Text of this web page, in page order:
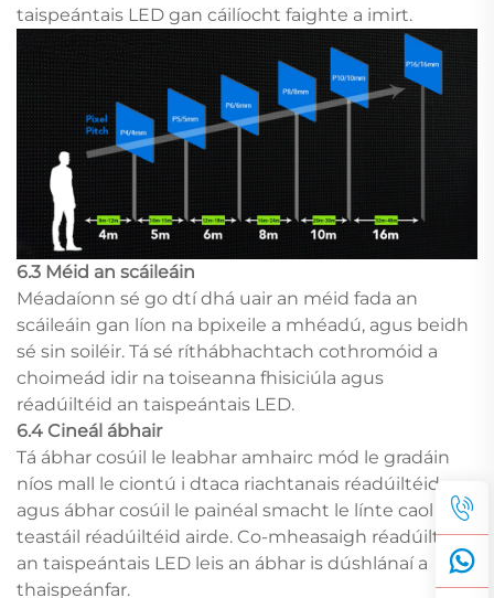
taispeántais LED gan cáilíocht faighte a imirt.
6.3 Méid an scáileáin
Méadaíonn sé go dtí dhá uair an méid fada an
scáileáin gan líon na bpixeile a mhéadú, agus beidh
sé sin soiléir. Tá sé ríthábhachtach cothromóid a
choimeád idir na toiseanna fhisiciúla agus
réadúiltéid an taispeántais LED.
6.4 Cineál ábhair
Tá ábhar cosúil le leabhar amhairc mód le gradáin
níos mall le ciontú i dtaca riachtanais réadúiltéid,
agus ábhar cosúil le painéal smacht le línte caol ag
teastáil réadúiltéid airde. Co-mheasaigh réadúiltéid
an taispeántais LED leis an ábhar is dúshlánaí a
thaispeánfar.